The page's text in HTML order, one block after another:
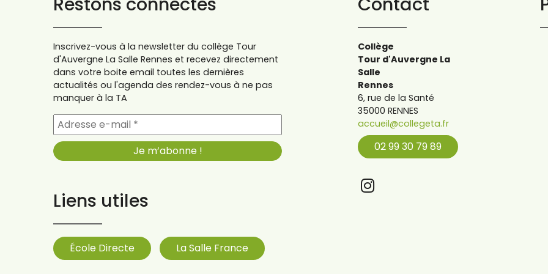
Inscrivez-vous à la newsletter du collège Tour
d'Auvergne La Salle Rennes et recevez directement
dans votre boite email toutes les dernières
actualités ou l'agenda des rendez-vous à ne pas
manquer à la TA
Liens utiles
École Directe La Salle France
Collège
Tour d'Auvergne La
Salle
Rennes
6, rue de la Santé
35000 RENNES
accueil@collegeta.fr
02 99 30 79 89